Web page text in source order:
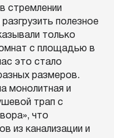
стремлении
полезное
только
с площадью в
это стало
размеров.
монолитная и
трап с
что
из канализации и